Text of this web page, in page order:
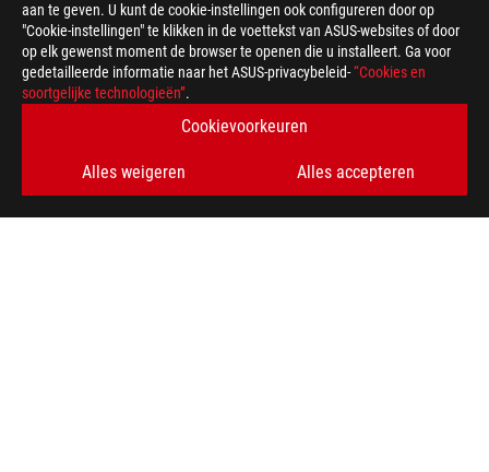
aan te geven. U kunt de cookie-instellingen ook configureren door op
"Cookie-instellingen" te klikken in de voettekst van ASUS-websites of door
op elk gewenst moment de browser te openen die u installeert. Ga voor
gedetailleerde informatie naar het ASUS-privacybeleid-“Cookies en
soortgelijke technologieën”.
Cookievoorkeuren
Alles weigeren Alles accepteren